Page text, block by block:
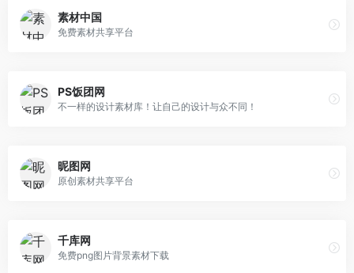
素材中国
免费素材共享平台
PS饭团网
不一样的设计素材库！让自己的设计与众不同！
昵图网
原创素材共享平台
千库网
免费png图片背景素材下载